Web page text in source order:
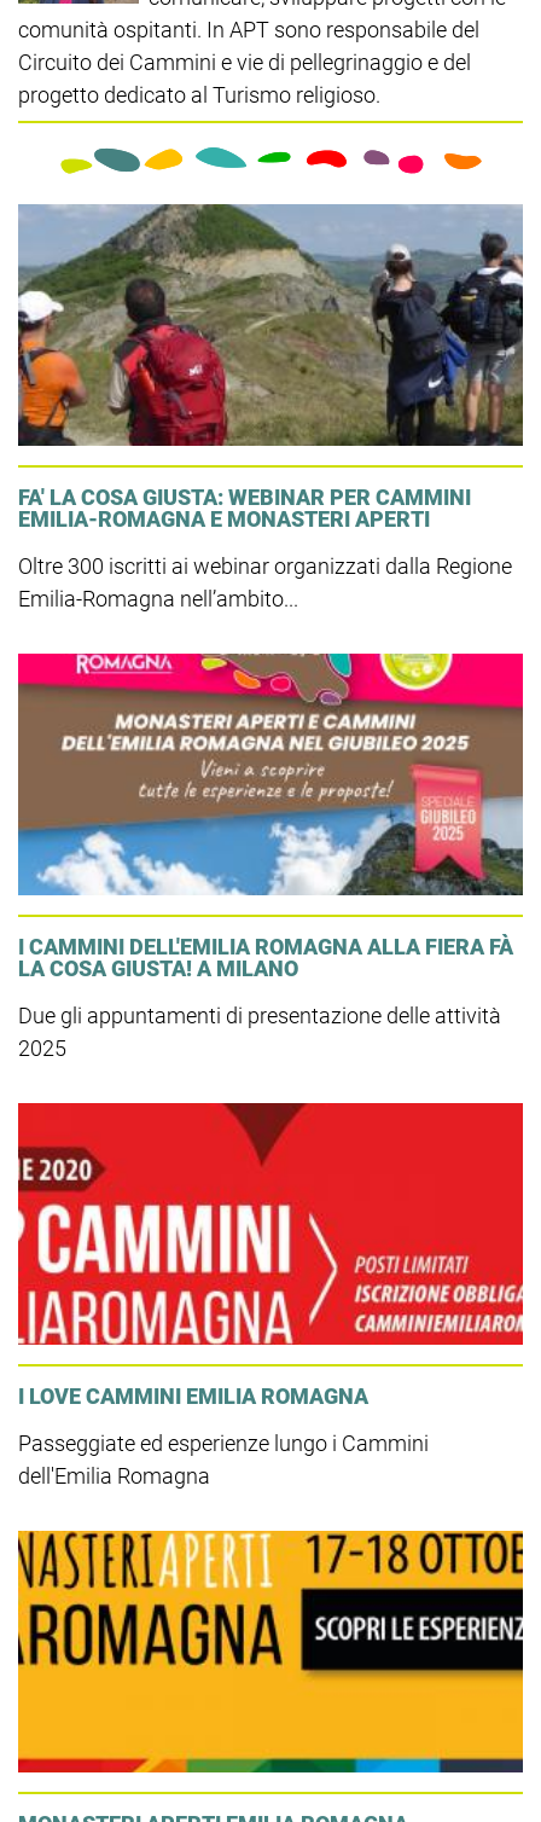
comunità ospitanti. In APT sono responsabile del
Circuito dei Cammini e vie di pellegrinaggio e del
progetto dedicato al Turismo religioso.
FA' LA COSA GIUSTA: WEBINAR PER CAMMINI
EMILIA-ROMAGNA E MONASTERI APERTI
Oltre 300 iscritti ai webinar organizzati dalla Regione
Emilia-Romagna nell’ambito...
I CAMMINI DELL'EMILIA ROMAGNA ALLA FIERA FÀ
LA COSA GIUSTA! A MILANO
Due gli appuntamenti di presentazione delle attività
2025
I LOVE CAMMINI EMILIA ROMAGNA
Passeggiate ed esperienze lungo i Cammini
dell'Emilia Romagna